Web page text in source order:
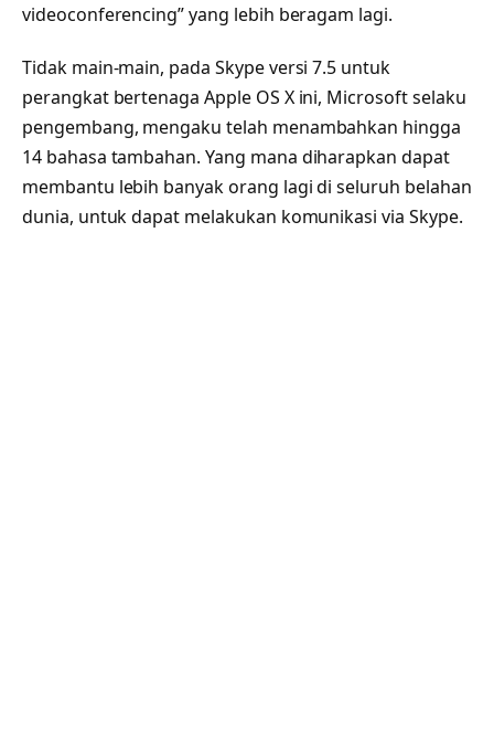
videoconferencing” yang lebih beragam lagi.
Tidak main-main, pada Skype versi 7.5 untuk
perangkat bertenaga Apple OS X ini, Microsoft selaku
pengembang, mengaku telah menambahkan hingga
14 bahasa tambahan. Yang mana diharapkan dapat
membantu lebih banyak orang lagi di seluruh belahan
dunia, untuk dapat melakukan komunikasi via Skype.